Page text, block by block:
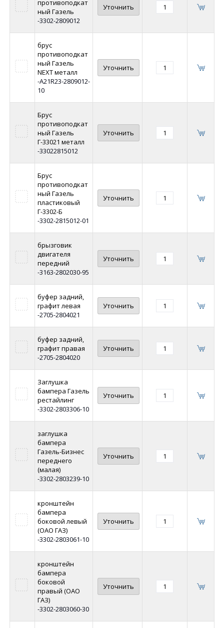
противоподкат
ный Газель
-3302-2809012
Уточнить
брус
противоподкат
ный Газель
NEXT металл
-A21R23-2809012-
10
Уточнить
Брус
противоподкат
ный Газель
Г-33021 металл
-33022815012
Уточнить
Брус
противоподкат
ный Газель
пластиковый
Г-3302-Б
-3302-2815012-01
Уточнить
брызговик
двигателя
передний
-3163-2802030-95
Уточнить
буфер задний,
графит левая
-2705-2804021
Уточнить
буфер задний,
графит правая
-2705-2804020
Уточнить
Заглушка
бампера Газель
рестайлинг
-3302-2803306-10
Уточнить
заглушка
бампера
Газель-Бизнес
переднего
(малая)
-3302-2803239-10
Уточнить
кронштейн
бампера
боковой левый
(ОАО ГАЗ)
-3302-2803061-10
Уточнить
кронштейн
бампера
боковой
правый (ОАО
ГАЗ)
-3302-2803060-30
Уточнить